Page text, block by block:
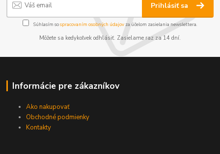
Prihlásiť sa
Súhlasím sospracovaním osobných údajov za účelom zasielania newslettera.
Môžete sa kedykoľvek odhlásiť. Zasielame raz za 14 dní.
Informácie pre zákazníkov
Ako nakupovať
Obchodné podmienky
Kontakty